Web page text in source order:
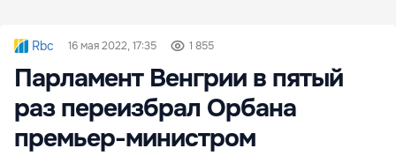
Rbc 16 мая 2022, 17:35 1 855
Парламент Венгрии в пятый
раз переизбрал Орбана
премьер-министром